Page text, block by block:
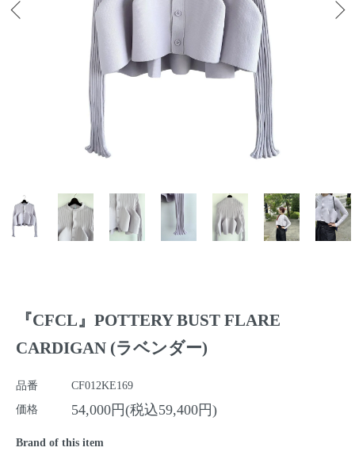
『CFCL』POTTERY BUST FLARE
CARDIGAN (ラベンダー)
品番
CF012KE169
価格
54,000円(税込59,400円)
Brand of this item